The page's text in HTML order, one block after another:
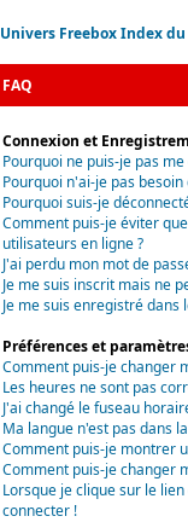
Univers Freebox Index
FAQ
Connexion et
Pourquoi ne puis-je pas
Pourquoi n'ai-je pas
Pourquoi suis-je
Comment puis-je éviter
utilisateurs en ligne ?
J'ai perdu mon mot de
Je me suis inscrit mais ne
Je me suis enregistré dans
Préférences et
Comment puis-je changer
Les heures ne sont pas
J'ai changé le fuseau
Ma langue n'est pas dans
Comment puis-je montrer
Comment puis-je changer
Lorsque je clique sur le
connecter !